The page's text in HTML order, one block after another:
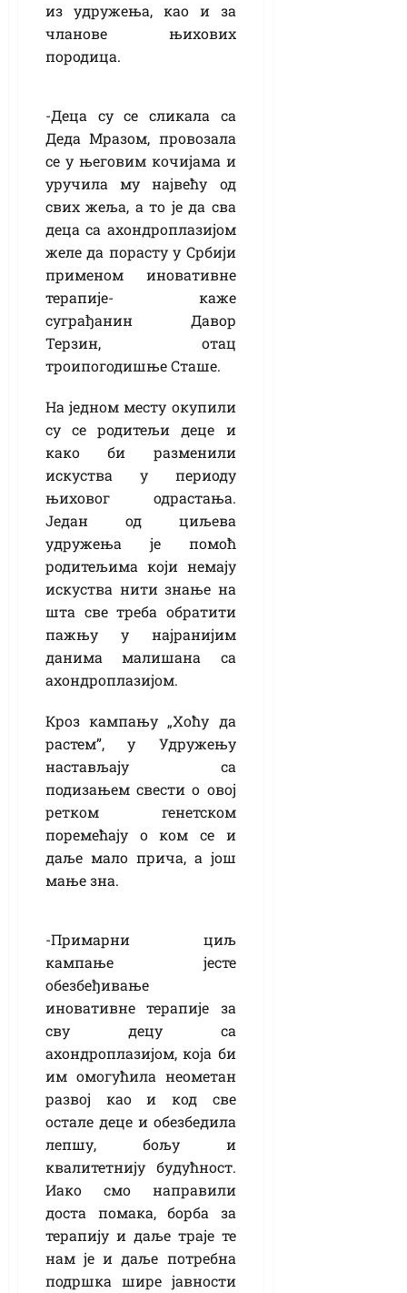
из удружења, као и за
чланове њихових
породица.
-Деца су се сликала са
Деда Мразом, провозала
се у његовим кочијама и
уручила му највећу од
свих жеља, а то је да сва
деца са ахондроплазијом
желе да порасту у Србији
применом иновативне
терапије- каже
суграђанин Давор
Терзин, отац
троипогодишње Сташе.
На једном месту окупили
су се родитељи деце и
како би разменили
искуства у периоду
њиховог одрастања.
Један од циљева
удружења је помоћ
родитељима који немају
искуства нити знање на
шта све треба обратити
пажњу у најранијим
данима малишана са
ахондроплазијом.
Кроз кампању „Хоћу да
растем”, у Удружењу
настављају са
подизањем свести о овој
ретком генетском
поремећају о ком се и
даље мало прича, а још
мање зна.
-Примарни циљ
кампање јесте
обезбеђивање
иновативне терапије за
сву децу са
ахондроплазијом, која би
им омогућила неометан
развој као и код све
остале деце и обезбедила
лепшу, бољу и
квалитетнију будућност.
Иако смо направили
доста помака, борба за
терапију и даље траје те
нам је и даље потребна
подршка шире јавности